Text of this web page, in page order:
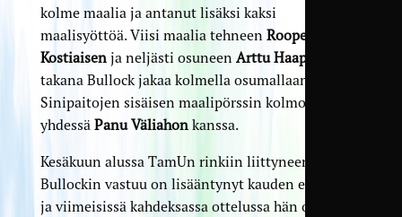
kolme maalia ja antanut lisäksi kaksi
maalisyöttöä. Viisi maalia tehneen Roope
Kostiaisenja neljästi osuneen Arttu Haapalan
takana Bullock jakaa kolmella osumallaan
Sinipaitojen sisäisen maalipörssin kolmostilaa
yhdessä Panu Väliahon kanssa.
Kesäkuun alussa TamUn rinkiin liittyneen
Bullockin vastuu on lisääntynyt kauden edetessä
ja viimeisissä kahdeksassa ottelussa hän on ollut